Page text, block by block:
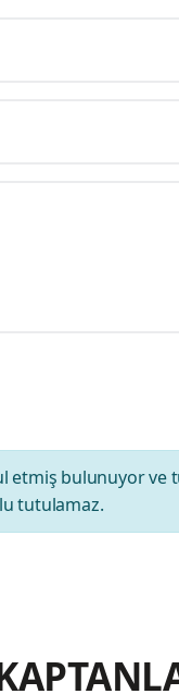
etmiş bulunuyor ve
tutulamaz.